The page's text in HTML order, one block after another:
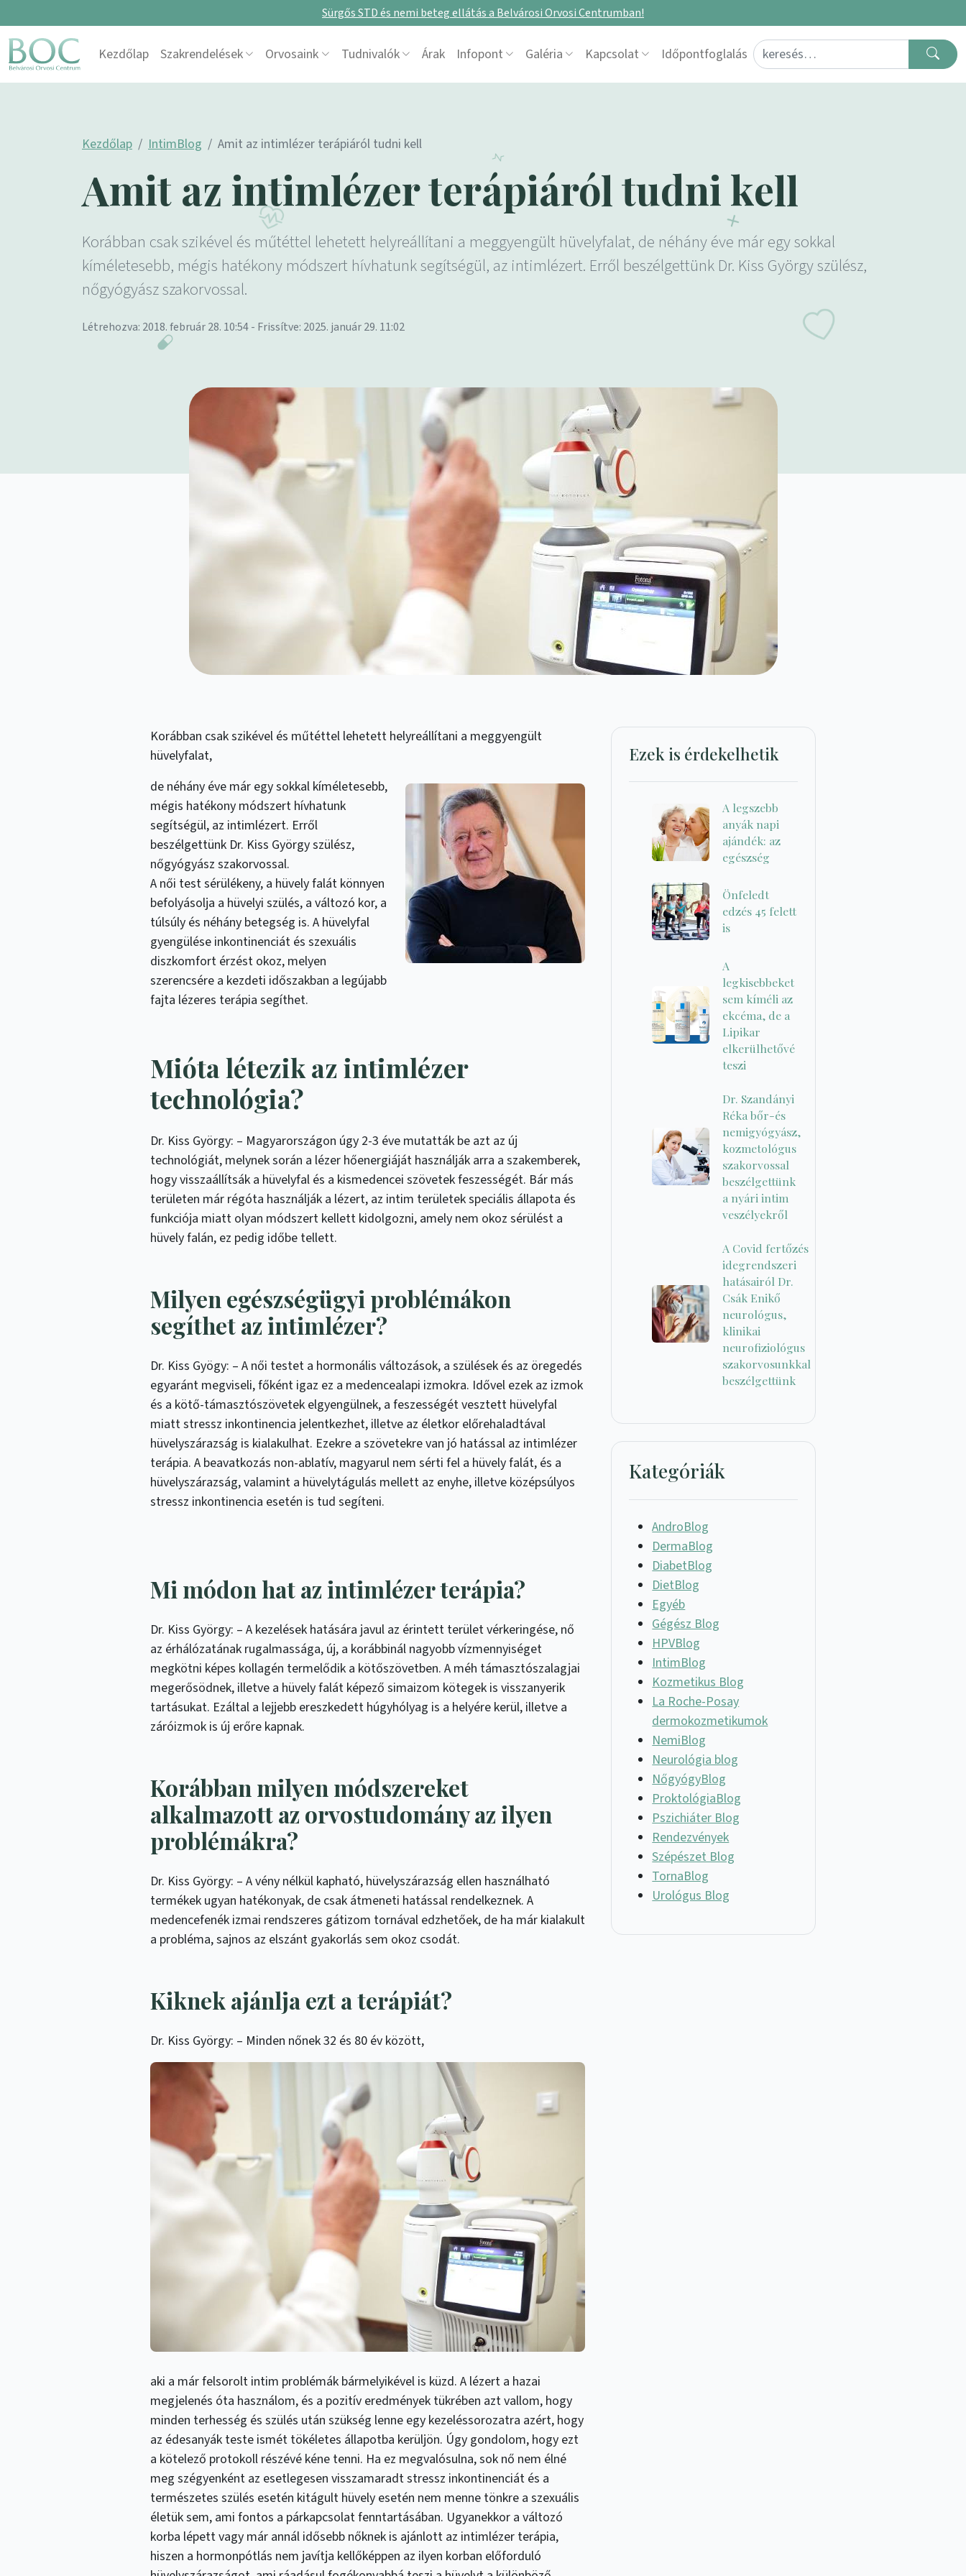
Sürgős STD és nemi beteg ellátás a Belvárosi Orvosi Centrumban!
Skip to content
Main Navigation
Kezdőlap Szakrendelések Orvosaink Tudnivalók Árak Infopont Galéria Kapcsolat Időpontfoglalás Search for:
Kezdőlap IntimBlog Amit az intimlézer terápiáról tudni kell
Amit az intimlézer terápiáról tudni kell
Korábban csak szikével és műtéttel lehetett helyreállítani a meggyengült hüvelyfalat, de néhány éve már egy sokkal
kíméletesebb, mégis hatékony módszert hívhatunk segítségül, az intimlézert. Erről beszélgettünk Dr. Kiss György szülész,
nőgyógyász szakorvossal.
Létrehozva: 2018. február 28. 10:54 - Frissítve: 2025. január 29. 11:02
Korábban csak szikével és műtéttel lehetett helyreállítani a meggyengült
hüvelyfalat,
de néhány éve már egy sokkal kíméletesebb,
mégis hatékony módszert hívhatunk
segítségül, az intimlézert. Erről
beszélgettünk Dr. Kiss György szülész,
nőgyógyász szakorvossal.
A női test sérülékeny, a hüvely falát könnyen
befolyásolja a hüvelyi szülés, a változó kor, a
túlsúly és néhány betegség is. A hüvelyfal
gyengülése inkontinenciát és szexuális
diszkomfort érzést okoz, melyen
szerencsére a kezdeti időszakban a legújabb
fajta lézeres terápia segíthet.
Mióta létezik az intimlézer
technológia?
Dr. Kiss György: – Magyarországon úgy 2-3 éve mutatták be azt az új
technológiát, melynek során a lézer hőenergiáját használják arra a szakemberek,
hogy visszaállítsák a hüvelyfal és a kismedencei szövetek feszességét. Bár más
területen már régóta használják a lézert, az intim területek speciális állapota és
funkciója miatt olyan módszert kellett kidolgozni, amely nem okoz sérülést a
hüvely falán, ez pedig időbe tellett.
Milyen egészségügyi problémákon
segíthet az intimlézer?
Dr. Kiss Gyögy: – A női testet a hormonális változások, a szülések és az öregedés
egyaránt megviseli, főként igaz ez a medencealapi izmokra. Idővel ezek az izmok
és a kötő-támasztószövetek elgyengülnek, a feszességét vesztett hüvelyfal
miatt stressz inkontinencia jelentkezhet, illetve az életkor előrehaladtával
hüvelyszárazság is kialakulhat. Ezekre a szövetekre van jó hatással az intimlézer
terápia. A beavatkozás non-ablatív, magyarul nem sérti fel a hüvely falát, és a
hüvelyszárazság, valamint a hüvelytágulás mellett az enyhe, illetve középsúlyos
stressz inkontinencia esetén is tud segíteni.
Mi módon hat az intimlézer terápia?
Dr. Kiss György: – A kezelések hatására javul az érintett terület vérkeringése, nő
az érhálózatának rugalmassága, új, a korábbinál nagyobb vízmennyiséget
megkötni képes kollagén termelődik a kötőszövetben. A méh támasztószalagjai
megerősödnek, illetve a hüvely falát képező simaizom kötegek is visszanyerik
tartásukat. Ezáltal a lejjebb ereszkedett húgyhólyag is a helyére kerül, illetve a
záróizmok is új erőre kapnak.
Korábban milyen módszereket
alkalmazott az orvostudomány az ilyen
problémákra?
Dr. Kiss György: – A vény nélkül kapható, hüvelyszárazság ellen használható
termékek ugyan hatékonyak, de csak átmeneti hatással rendelkeznek. A
medencefenék izmai rendszeres gátizom tornával edzhetőek, de ha már kialakult
a probléma, sajnos az elszánt gyakorlás sem okoz csodát.
Kiknek ajánlja ezt a terápiát?
Dr. Kiss György: – Minden nőnek 32 és 80 év között,
aki a már felsorolt intim problémák bármelyikével is küzd. A lézert a hazai
megjelenés óta használom, és a pozitív eredmények tükrében azt vallom, hogy
minden terhesség és szülés után szükség lenne egy kezeléssorozatra azért, hogy
az édesanyák teste ismét tökéletes állapotba kerüljön. Úgy gondolom, hogy ezt
a kötelező protokoll részévé kéne tenni. Ha ez megvalósulna, sok nő nem élné
meg szégyenként az esetlegesen visszamaradt stressz inkontinenciát és a
természetes szülés esetén kitágult hüvely esetén nem menne tönkre a szexuális
életük sem, ami fontos a párkapcsolat fenntartásában. Ugyanekkor a változó
korba lépett vagy már annál idősebb nőknek is ajánlott az intimlézer terápia,
hiszen a hormonpótlás nem javítja kellőképpen az ilyen korban előforduló
Ezek is érdekelhetik
A legszebb
anyák napi
ajándék: az
egészség
Önfeledt
edzés 45 felett
is
A
legkisebbeket
sem kíméli az
ekcéma, de a
Lipikar
elkerülhetővé
teszi
Dr. Szandányi
Réka bőr-és
nemigyógyász,
kozmetológus
szakorvossal
beszélgettünk
a nyári intim
veszélyekről
A Covid fertőzés
idegrendszeri
hatásairól Dr.
Csák Enikő
neurológus,
klinikai
neurofiziológus
szakorvosunkkal
beszélgettünk
Kategóriák
AndroBlog
DermaBlog
DiabetBlog
DietBlog
Egyéb
Gégész Blog
HPVBlog
IntimBlog
Kozmetikus Blog
La Roche-Posay
dermokozmetikumok
NemiBlog
Neurológia blog
NőgyógyBlog
ProktológiaBlog
Pszichiáter Blog
Rendezvények
Szépészet Blog
TornaBlog
Urológus Blog